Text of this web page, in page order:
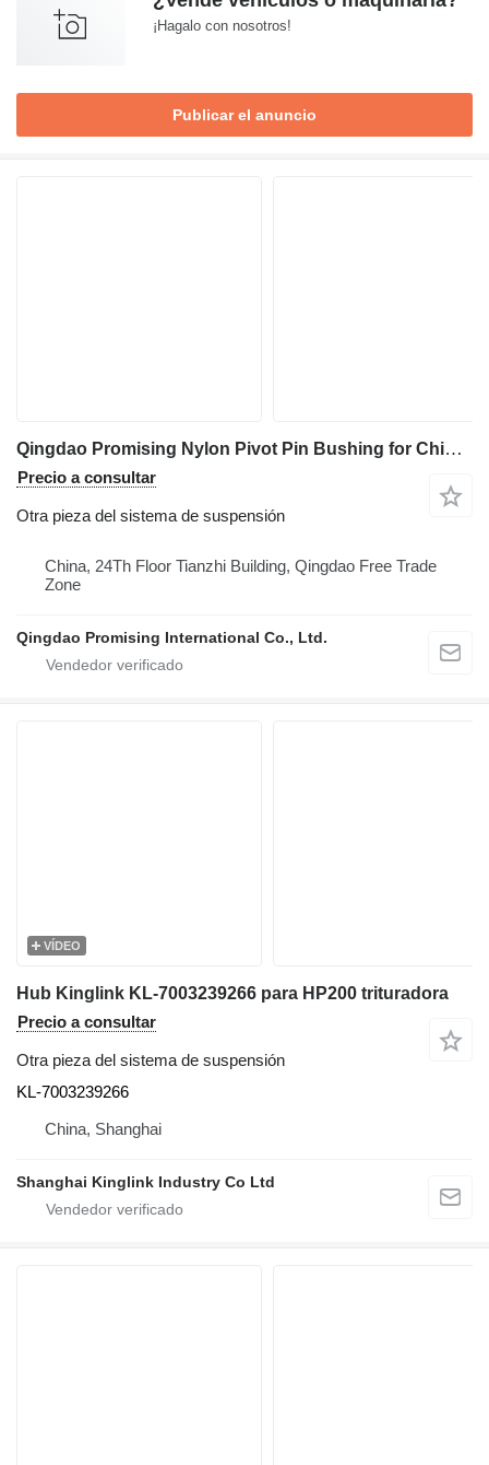
¡Hagalo con nosotros!
Publicar el anuncio
Qingdao Promising Nylon Pivot Pin Bushing for China Loader para CHINA ZL WHEEL LOADERS, HZM WHEEL LOADERS, EVERUN WHEEL LOADERS cargadora de ruedas
Precio a consultar
Otra pieza del sistema de suspensión
China, 24Th Floor Tianzhi Building, Qingdao Free Trade
Zone
Qingdao Promising International Co., Ltd.
VÍDEO
Hub Kinglink KL-7003239266 para HP200 trituradora
Precio a consultar
Otra pieza del sistema de suspensión
KL-7003239266
China, Shanghai
Shanghai Kinglink Industry Co Ltd